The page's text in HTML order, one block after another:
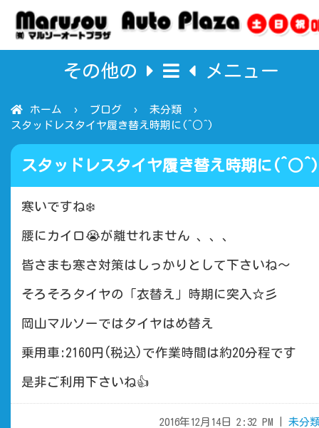
その他の メニュー
ホーム ブログ
未分類
スタッドレスタイヤ履き替え時期に(^○^)
スタッドレスタイヤ履き替え時期に(^○^)
寒いですね❄️
腰にカイロ😭が離せれません 、、、
皆さまも寒さ対策はしっかりとして下さいね〜
そろそろタイヤの「衣替え」時期に突入☆彡
岡山マルソーではタイヤはめ替え
乗用車:2160円(税込)で作業時間は約20分程です
是非ご利用下さいね👍
2016年12月14日 2:32 PM | 未分